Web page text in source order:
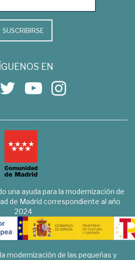
SUSCRIBIRSE
EN
una ayuda para la modernización de
de Madrid correspondiente al año
2024
modernización de las pequeñas y